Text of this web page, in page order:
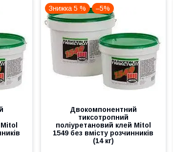
Знижка 5 % –5%
Двокомпонентний
тиксотропний
поліуретановий клей Mitol
1549 без вмісту розчинників
(14 кг)